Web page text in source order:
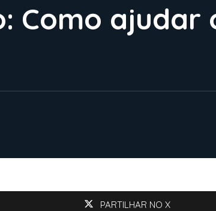
Como ajudar
PARTILHAR NO X